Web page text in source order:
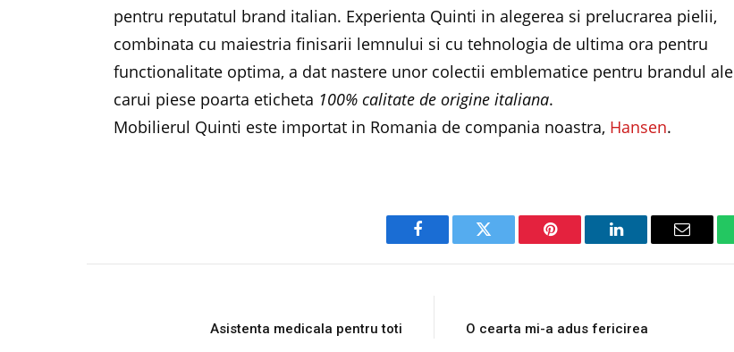
pentru reputatul brand italian. Experienta Quinti in alegerea si prelucrarea pielii,
combinata cu maiestria finisarii lemnului si cu tehnologia de ultima ora pentru
functionalitate optima, a dat nastere unor colectii emblematice pentru brandul ale
carui piese poarta eticheta 100% calitate de origine italiana.
Mobilierul Quinti este importat in Romania de compania noastra, Hansen.
Facebook Twitter Pinterest LinkedIn Email
Asistenta medicala pentru toti O cearta mi-a adus fericirea